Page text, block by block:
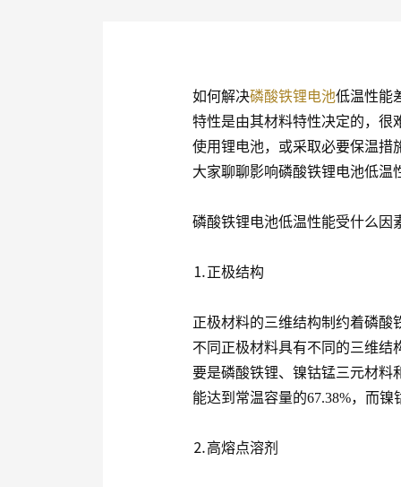
如何解决磷酸铁锂电池低温性能
特性是由其材料特性决定的，很
使用锂电池，或采取必要保温措
大家聊聊影响磷酸铁锂电池低温
磷酸铁锂电池低温性能受什么因
⒈正极结构
正极材料的三维结构制约着磷酸
不同正极材料具有不同的三维结
要是磷酸铁锂、镍钴锰三元材
能达到常温容量的67.38%，而镍
⒉高熔点溶剂